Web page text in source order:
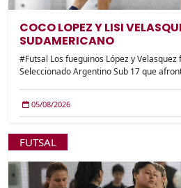
COCO LOPEZ Y LISI
SUDAMERICANO
#Futsal Los fueguinos López y
Seleccionado Argentino Sub 17 que
05/08/2026
FUTSAL